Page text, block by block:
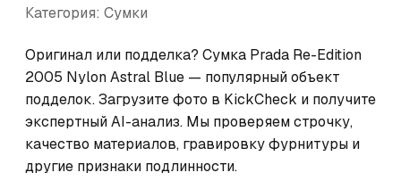
Категория: Сумки
Оригинал или подделка? Сумка Prada Re-Edition
2005 Nylon Astral Blue — популярный объект
подделок. Загрузите фото в KickCheck и получите
экспертный AI-анализ. Мы проверяем строчку,
качество материалов, гравировку фурнитуры и
другие признаки подлинности.